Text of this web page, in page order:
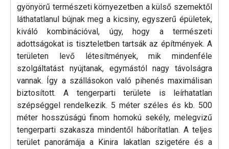
gyönyörű természeti környezetben a külső szemektől
láthatatlanul bújnak meg a kicsiny, egyszerű épületek,
kiváló kombinációval, úgy, hogy a természeti
adottságokat is tiszteletben tartsák az építmények. A
területen levő létesítmények, mik mindenféle
szolgáltatást nyújtanak, egymástól nagy távolságra
vannak. Így a szállásokon való pihenés maximálisan
biztosított. A tengerparti területe is leírhatatlan
szépséggel rendelkezik. 5 méter széles és kb. 500
méter hosszúságú finom homokú sekély, melegvizű
tengerparti szakasza mindentől háborítatlan. A teljes
terület panorámája a Kinira lakatlan szigetére és a